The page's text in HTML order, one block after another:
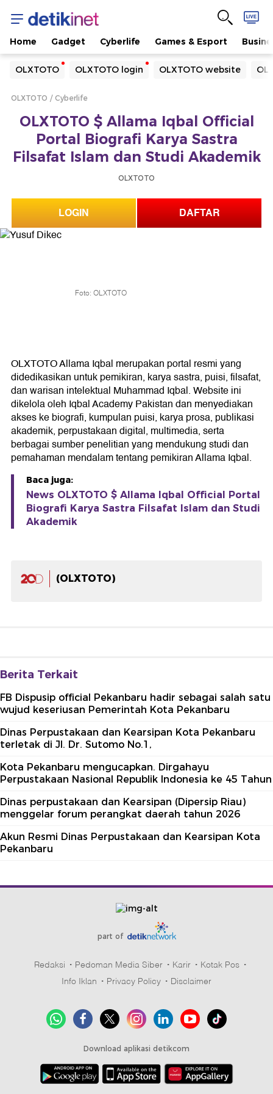
Home Gadget Cyberlife Games & Esport
OLXTOTO OLXTOTO login OLXTOTO website
Yang sedang ramai dicari
Loading...
Loading...
OLXTOTO Cyberlife
OLXTOTO $ Allama Iqbal Official
Portal Biografi Karya Sastra
Filsafat Islam dan Studi Akademik
OLXTOTO
LOGIN DAFTAR
Foto: OLXTOTO
OLXTOTO Allama Iqbal merupakan portal resmi yang
didedikasikan untuk pemikiran, karya sastra, puisi, filsafat,
dan warisan intelektual Muhammad Iqbal. Website ini
dikelola oleh Iqbal Academy Pakistan dan menyediakan
akses ke biografi, kumpulan puisi, karya prosa, publikasi
akademik, perpustakaan digital, multimedia, serta
berbagai sumber penelitian yang mendukung studi dan
pemahaman mendalam tentang pemikiran Allama Iqbal.
Baca juga:
News OLXTOTO $ Allama Iqbal Official Portal
Biografi Karya Sastra Filsafat Islam dan Studi
Akademik
(OLXTOTO)
Berita Terkait
FB Dispusip official Pekanbaru hadir sebagai salah satu
wujud keseriusan Pemerintah Kota Pekanbaru
Dinas Perpustakaan dan Kearsipan Kota Pekanbaru
terletak di Jl. Dr. Sutomo No.1,
Kota Pekanbaru mengucapkan. Dirgahayu
Perpustakaan Nasional Republik Indonesia ke 45 Tahun
Dinas perpustakaan dan Kearsipan (Dipersip Riau)
menggelar forum perangkat daerah tahun 2026
Akun Resmi Dinas Perpustakaan dan Kearsipan Kota
Pekanbaru
part of
Redaksi Pedoman Media Siber Karir
Kotak Pos
Info Iklan
Privacy Policy Disclaimer
Download aplikasi detikcom